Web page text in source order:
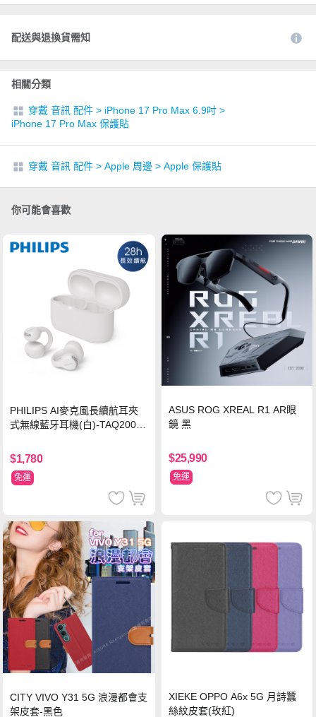
配送與退換貨需知
相關分類
穿戴 音訊 配件 > iPhone 17 Pro Max 6.9吋 >
iPhone 17 Pro Max 保護貼
穿戴 音訊 配件 > Apple 周邊 > Apple 保護貼
你可能會喜歡
PHILIPS AI麥克風長續航耳夾
式無線藍牙耳機(白)-TAQ2000
$1,780
免運
ASUS ROG XREAL R1 AR眼
鏡 黑
$25,990
免運
CITY VIVO Y31 5G 浪漫都會支
架皮套-黑色
XIEKE OPPO A6x 5G 月詩蠶
絲紋皮套(玫紅)